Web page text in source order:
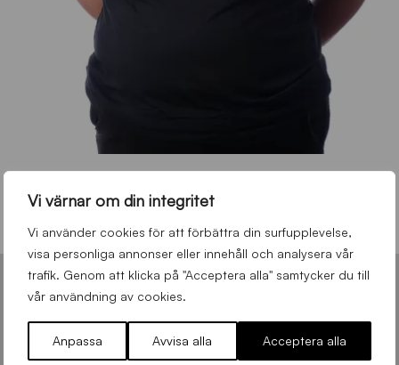
Vi värnar om din integritet
Vi använder cookies för att förbättra din surfupplevelse,
visa personliga annonser eller innehåll och analysera vår
trafik. Genom att klicka på "Acceptera alla" samtycker du till
vår användning av cookies.
Anpassa Avvisa alla Acceptera alla
Ledamot
KLUBBEN SIRIUS